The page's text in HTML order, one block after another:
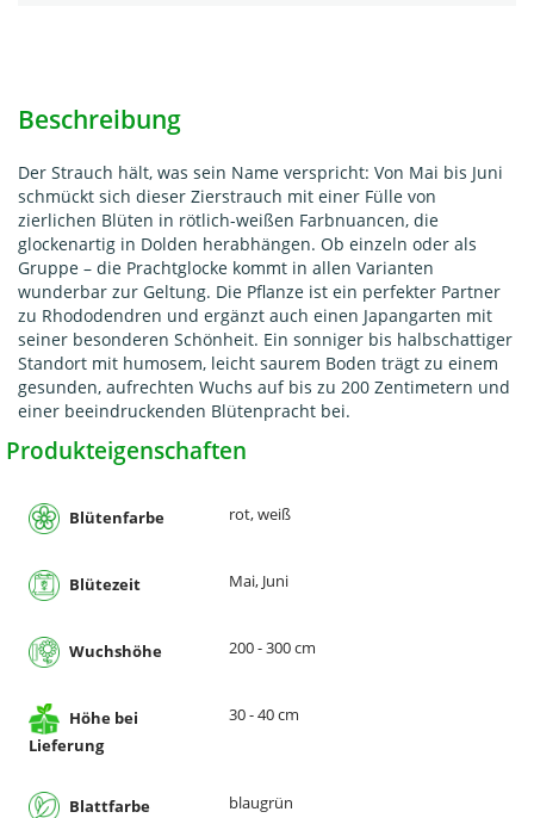
Beschreibung
Der Strauch hält, was sein Name verspricht: Von Mai bis Juni
schmückt sich dieser Zierstrauch mit einer Fülle von
zierlichen Blüten in rötlich-weißen Farbnuancen, die
glockenartig in Dolden herabhängen. Ob einzeln oder als
Gruppe – die Prachtglocke kommt in allen Varianten
wunderbar zur Geltung. Die Pflanze ist ein perfekter Partner
zu Rhododendren und ergänzt auch einen Japangarten mit
seiner besonderen Schönheit. Ein sonniger bis halbschattiger
Standort mit humosem, leicht saurem Boden trägt zu einem
gesunden, aufrechten Wuchs auf bis zu 200 Zentimetern und
einer beeindruckenden Blütenpracht bei.
Produkteigenschaften
Blütenfarbe rot, weiß
Blütezeit Mai, Juni
Wuchshöhe 200 - 300 cm
Höhe bei
Lieferung
30 - 40 cm
Blattfarbe blaugrün